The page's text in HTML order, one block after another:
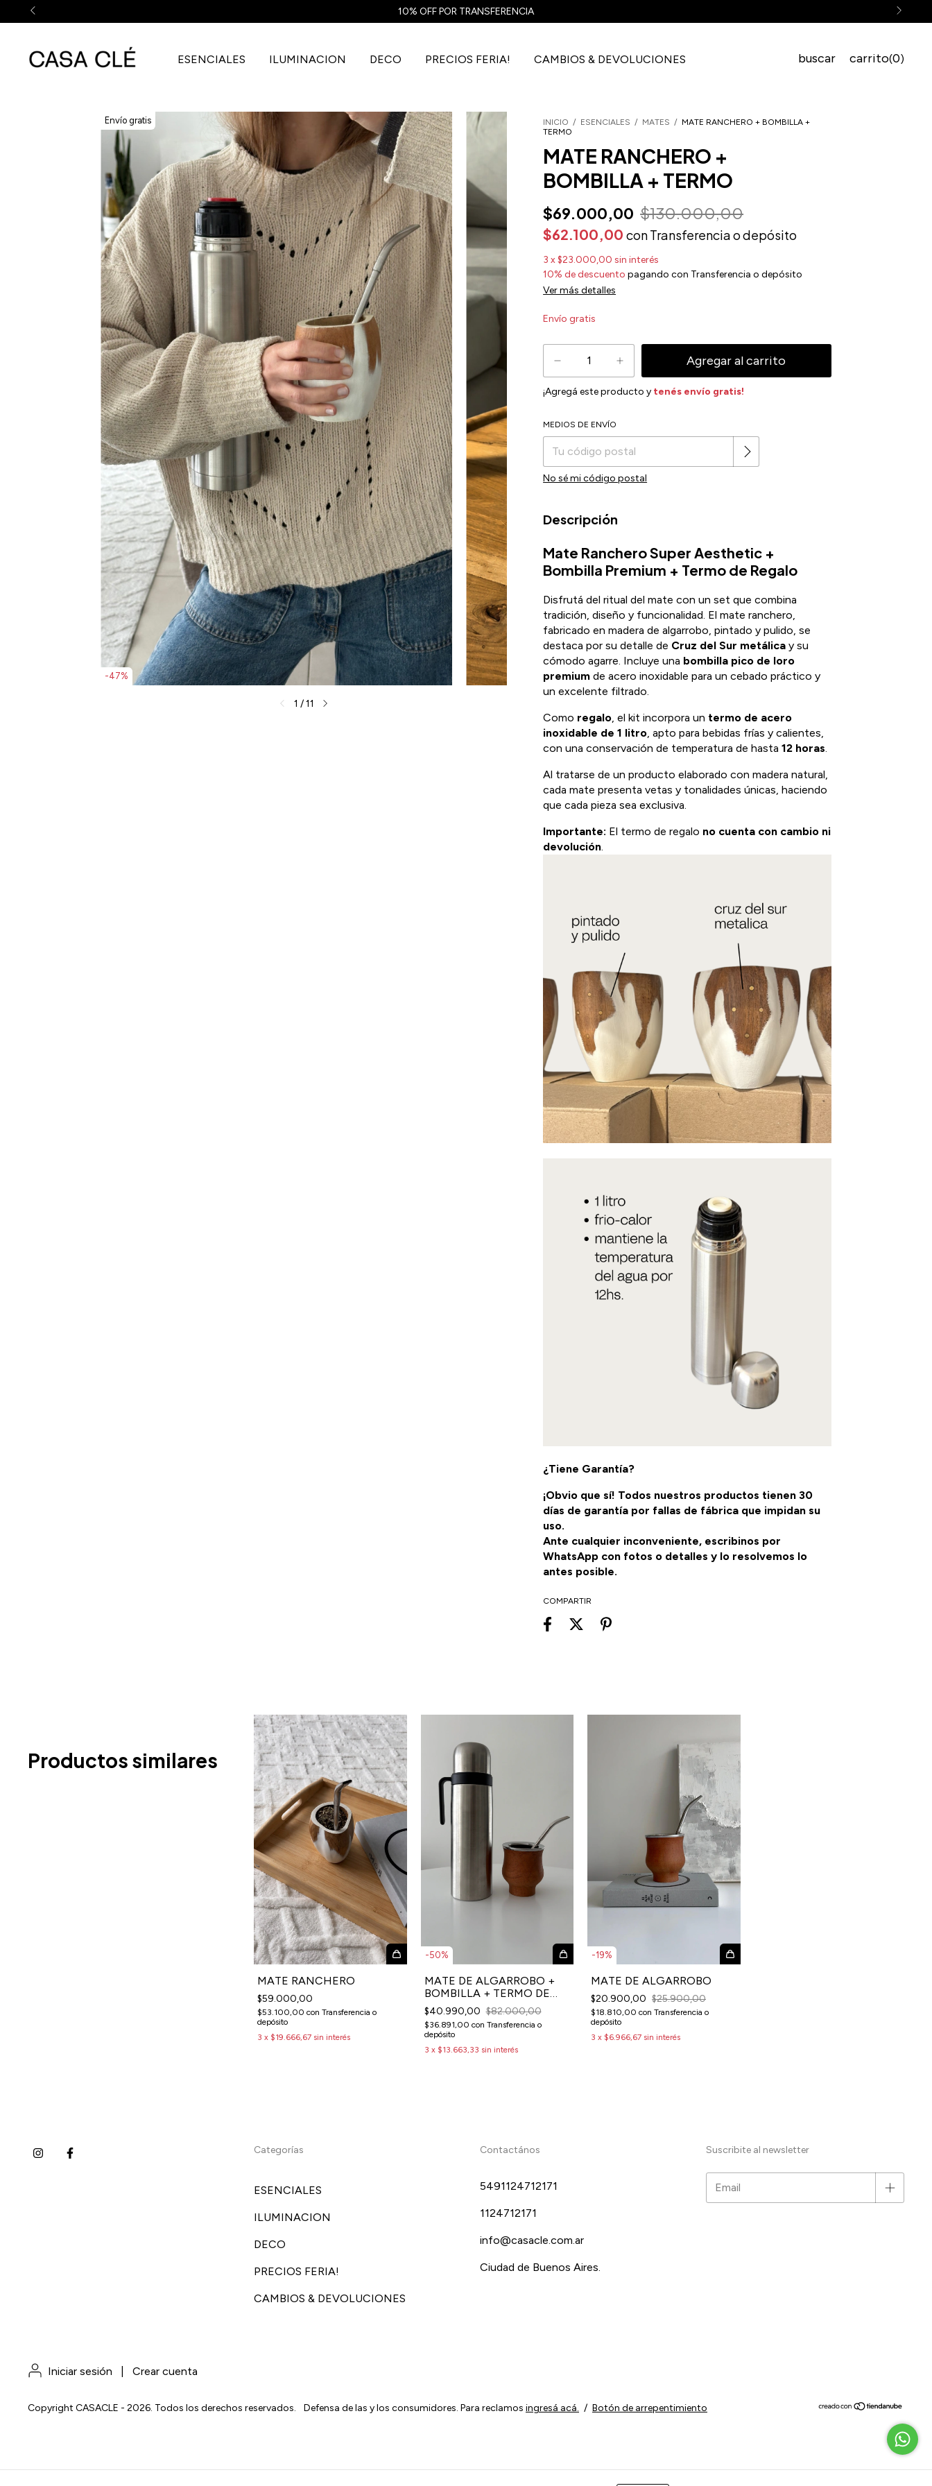
3 Y 6 CUOTAS SIN INTERES
ESENCIALES ILUMINACION DECO PRECIOS FERIA! CAMBIOS & DEVOLUCIONES buscar carrito(0)
-47%
Envío gratis
1 /11
INICIO / ESENCIALES / MATES / MATE RANCHERO + BOMBILLA +
TERMO
MATE RANCHERO +
BOMBILLA + TERMO
$69.000,00 $130.000,00
$62.100,00conTransferencia o depósito
3 x$23.000,00 sin interés
10% de descuento pagando con Transferencia o depósito
Ver más detalles
Envío gratis
¡Agregá este producto y tenés envío gratis!
Entregas para el CP:
MEDIOS DE ENVÍO
No sé mi código postal
Descripción
Mate Ranchero Super Aesthetic +
Bombilla Premium + Termo de Regalo
Disfrutá del ritual del mate con un set que combina
tradición, diseño y funcionalidad. El mate ranchero,
fabricado en madera de algarrobo, pintado y pulido, se
destaca por su detalle de Cruz del Sur metálica y su
cómodo agarre. Incluye una bombilla pico de loro
premium de acero inoxidable para un cebado práctico y
un excelente filtrado.
Como regalo, el kit incorpora un termo de acero
inoxidable de 1 litro, apto para bebidas frías y calientes,
con una conservación de temperatura de hasta12 horas.
Al tratarse de un producto elaborado con madera natural,
cada mate presenta vetas y tonalidades únicas, haciendo
que cada pieza sea exclusiva.
Importante: El termo de regalo no cuenta con cambio ni
devolución.
¿Tiene Garantía?
¡Obvio que sí! Todos nuestros productos tienen 30
días de garantía por fallas de fábrica que impidan su
uso.
Ante cualquier inconveniente, escribinos por
WhatsApp con fotos o detalles y lo resolvemos lo
antes posible.
COMPARTIR
Productos similares
MATE RANCHERO
$59.000,00
$53.100,00 con Transferencia o
depósito
3 x $19.666,67 sin interés
-50%
MATE DE ALGARROBO +
BOMBILLA + TERMO DE
REGALO
$40.990,00 $82.000,00
$36.891,00 con Transferencia o
depósito
3 x $13.663,33 sin interés
-19%
MATE DE ALGARROBO
$20.900,00 $25.900,00
$18.810,00 con Transferencia o
depósito
3 x $6.966,67 sin interés
Categorías
ESENCIALES
ILUMINACION
DECO
PRECIOS FERIA!
CAMBIOS & DEVOLUCIONES
Contactános
5491124712171
1124712171
info@casacle.com.ar
Ciudad de Buenos Aires.
Suscribite al newsletter
Iniciar sesión Crear cuenta
Copyright CASACLE - 2026. Todos los derechos reservados. Defensa de las y los consumidores. Para reclamos ingresá acá. / Botón de arrepentimiento